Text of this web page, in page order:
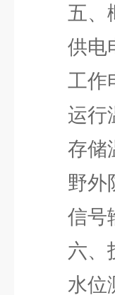
五、
供电电
工作电
运行
存储
野外防
信号输
六、
水位